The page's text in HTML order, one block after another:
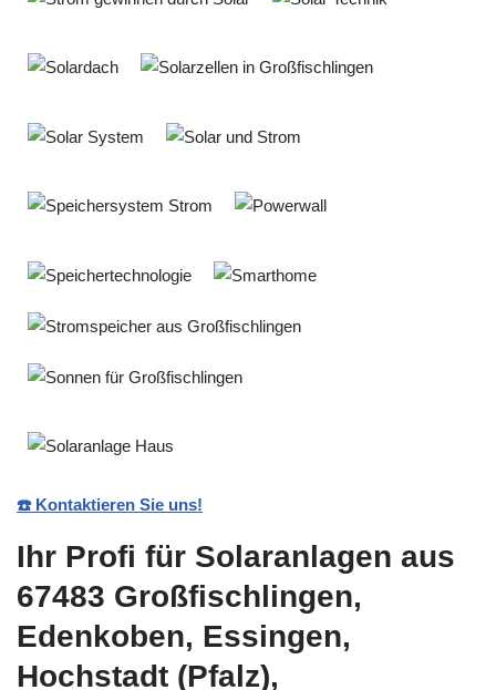
☎️ Kontaktieren Sie uns!
Ihr Profi für Solaranlagen aus
67483 Großfischlingen,